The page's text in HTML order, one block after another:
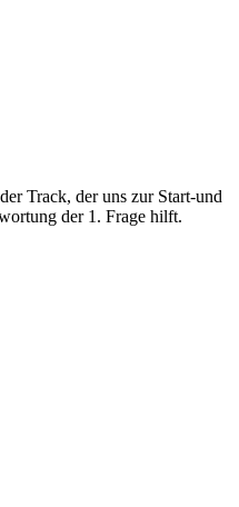
Track, der uns zur Start-und
der 1. Frage hilft.